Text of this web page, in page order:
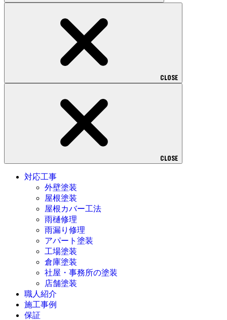
CLOSE
CLOSE
対応工事
外壁塗装
屋根塗装
屋根カバー工法
雨樋修理
雨漏り修理
アパート塗装
工場塗装
倉庫塗装
社屋・事務所の塗装
店舗塗装
職人紹介
施工事例
保証